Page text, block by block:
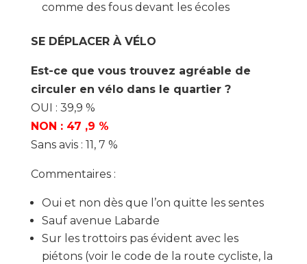
comme des fous devant les écoles
SE DÉPLACER À VÉLO
Est-ce que vous trouvez agréable de
circuler en vélo dans le quartier ?
OUI : 39,9 %
NON : 47 ,9 %
Sans avis : 11, 7 %
Commentaires :
Oui et non dès que l’on quitte les sentes
Sauf avenue Labarde
Sur les trottoirs pas évident avec les
piétons (voir le code de la route cycliste, la